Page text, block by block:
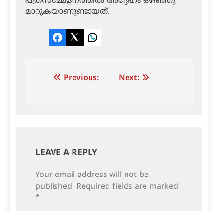
മാറുകയാണുണ്ടായത്.
Facebook
TwitterLinkedIn
Post Previous: Next:
LEAVE A REPLY
Your email address will not be
published. Required fields are marked
*